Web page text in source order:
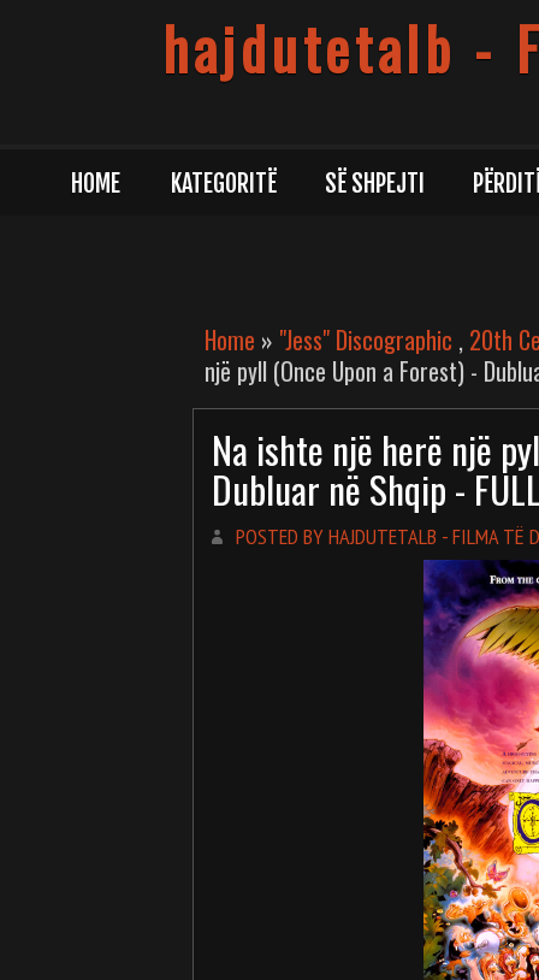
hajdutetalb -
HOME KATEGORITË SË SHPEJTI
Home » "Jess" Discographic , 20th
një pyll (Once Upon a Forest) -
Na ishte një herë një
Dubluar në Shqip -
POSTED BY HAJDUTETALB - FILMA TË